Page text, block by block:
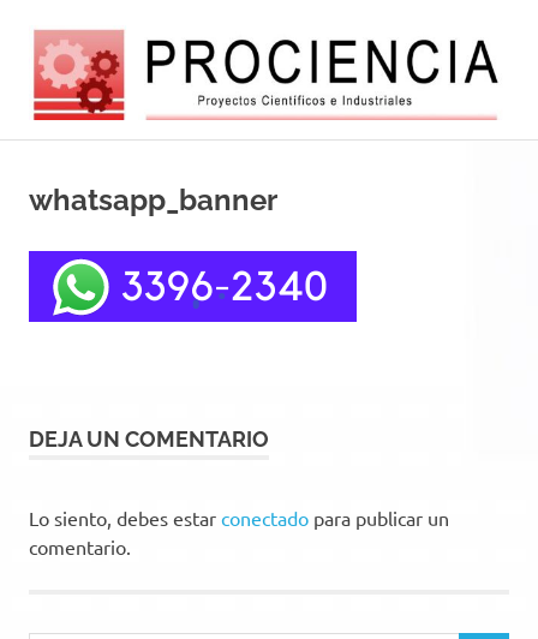
contenido
Balanzas
y
de
tecnología
whatsapp_banner
DEJA UN COMENTARIO
Lo siento, debes estar conectado para publicar un
comentario.